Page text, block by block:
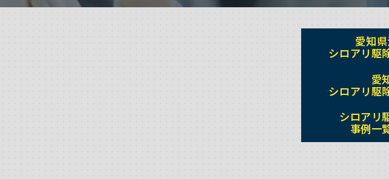
愛知
シロアリ駆
愛
シロアリ駆
シロアリ
事例一